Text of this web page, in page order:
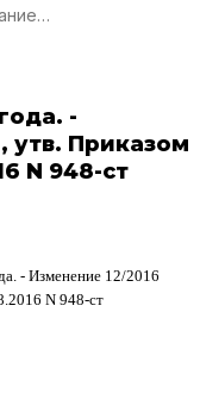
-
утв. Приказом
N 948-ст
- Изменение 12/2016
N 948-ст